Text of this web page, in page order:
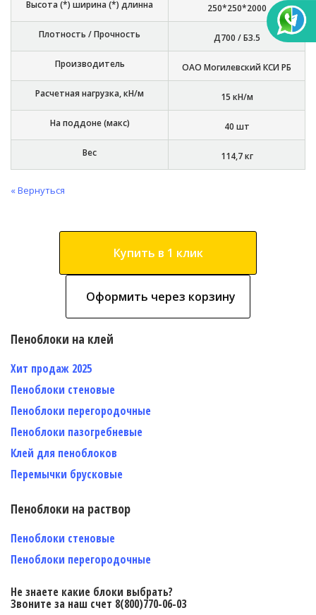
Высота (*) ширина (*) длинна 250*250*2000
Плотность / Прочность Д700 / Б3.5
Производитель ОАО Могилевский КСИ РБ
Расчетная нагрузка, кН/м 15 кН/м
На поддоне (макс) 40 шт
Вес 114,7 кг
« Вернуться
Купить в 1 клик
Оформить через корзину
Пеноблоки на клей
Хит продаж 2025
Пеноблоки стеновые
Пеноблоки перегородочные
Пеноблоки пазогребневые
Клей для пеноблоков
Перемычки брусковые
Пеноблоки на раствор
Пеноблоки стеновые
Пеноблоки перегородочные
Не знаете какие блоки выбрать?
Звоните за наш счет 8(800)770-06-03